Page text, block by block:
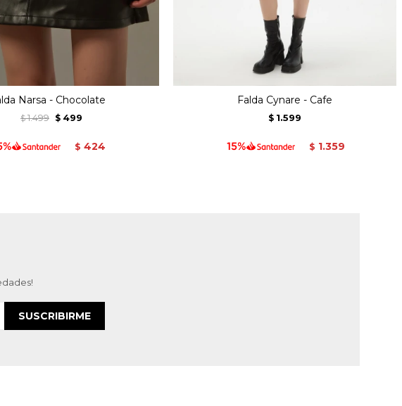
Narsa - Chocolate
$ 1.499 $ 499
$ 424
Falda Cynare - Cafe
$ 1.599
$ 1.359
SUSCRIBIRME